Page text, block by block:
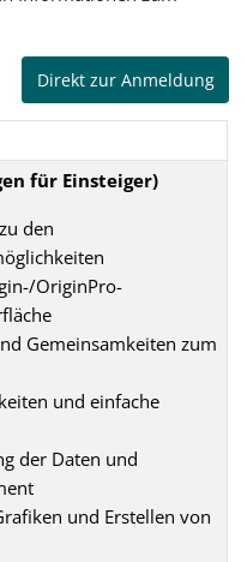
Direkt zur Anmeldung
für Einsteiger)
den
OriginPro-
Gemeinsamkeiten zum
und einfache
der Daten und
und Erstellen von